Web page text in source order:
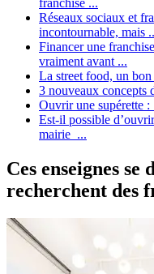
franchise ...
Réseaux sociaux et
incontournable, mais
Financer une
vraiment avant ...
La street food, un
3 nouveaux concepts
Ouvrir une supérette
Est-il possible
mairie ...
Ces enseignes se
recherchent des